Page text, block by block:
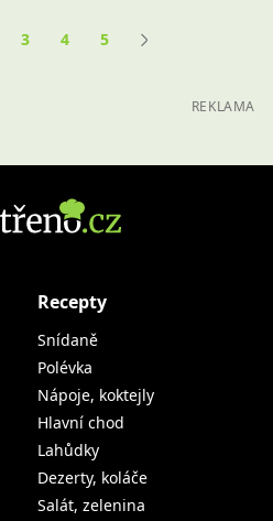
3 4 5
REKLAMA
Recepty
Snídaně
Polévka
Nápoje, koktejly
Hlavní chod
Lahůdky
Dezerty, koláče
Salát, zelenina